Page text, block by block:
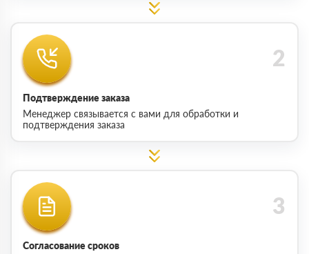
Подтверждение заказа
Менеджер связывается с вами для обработки и
подтверждения заказа
Согласование сроков